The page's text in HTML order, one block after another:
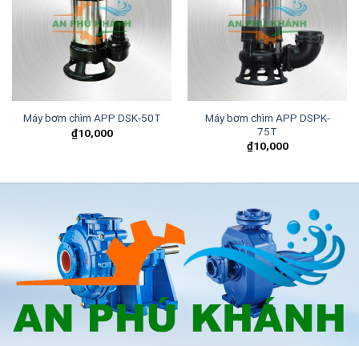
wishlist
Máy bơm chìm APP DSK-50T
₫10,000
wishlist
Máy bơm chìm APP DSPK-
75T
₫10,000